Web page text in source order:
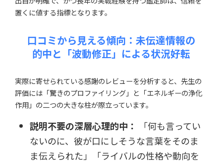
置くに値する指標となります。
口コミから見える傾向：未伝達情報の
的中と「波動修正」による状況好転
実際に寄せられている感謝のレビューを分析すると、先生の
評価には「驚きのプロファイリング」と「エネルギーの浄化
作用」の二つの大きな柱が際立っています。
説明不要の深層心理的中：
「何も言ってい
ないのに、彼が口にしそうな言葉をそのま
ま伝えられた」「ライバルの性格や動向を